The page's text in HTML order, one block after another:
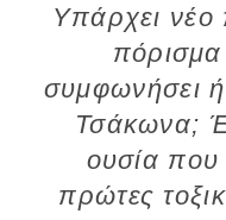
Υπάρχει νέο
συμφωνήσει
Τσάκωνα;
ουσία που
πρώτες